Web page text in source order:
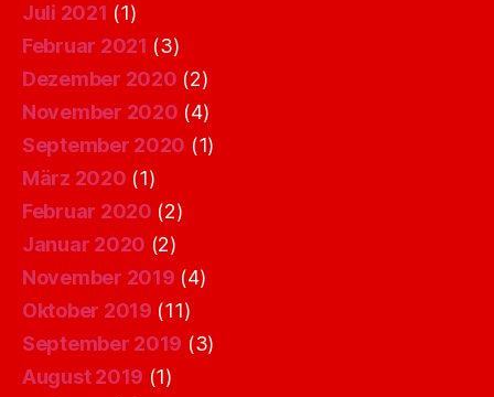
Juli 2021 (1)
Februar 2021 (3)
Dezember 2020 (2)
November 2020 (4)
September 2020 (1)
März 2020 (1)
Februar 2020 (2)
Januar 2020 (2)
November 2019 (4)
Oktober 2019 (11)
September 2019 (3)
August 2019 (1)